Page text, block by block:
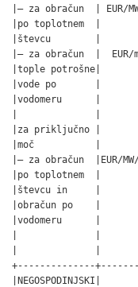
|– za obračun  |
|po toplotnem
|števcu        |
|– za obračun  |
|tople
|vode po       |
|vodomeru
|za priključno |
|moč           |
|– za obračun
|po toplotnem
|števcu in     |
|obračun po
|vodomeru
+--------------